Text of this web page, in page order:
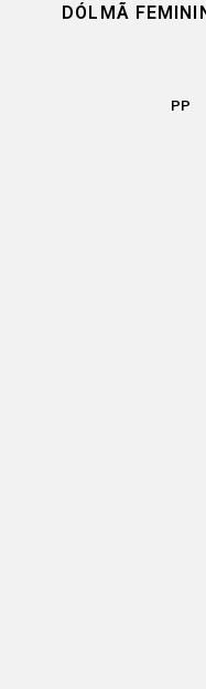
DÓLMÃ
PP